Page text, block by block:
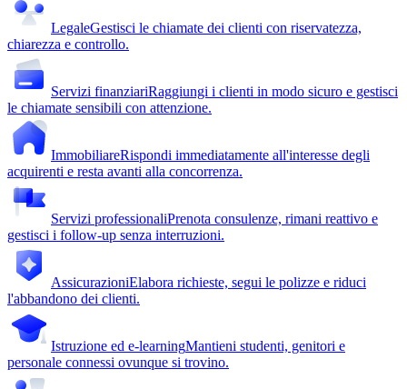
LegaleGestisci le chiamate dei clienti con riservatezza,
chiarezza e controllo.
Servizi finanziariRaggiungi i clienti in modo sicuro e gestisci
le chiamate sensibili con attenzione.
ImmobiliareRispondi immediatamente all'interesse degli
acquirenti e resta avanti alla concorrenza.
Servizi professionaliPrenota consulenze, rimani reattivo e
gestisci i follow-up senza interruzioni.
AssicurazioniElabora richieste, segui le polizze e riduci
l'abbandono dei clienti.
Istruzione ed e-learningMantieni studenti, genitori e
personale connessi ovunque si trovino.